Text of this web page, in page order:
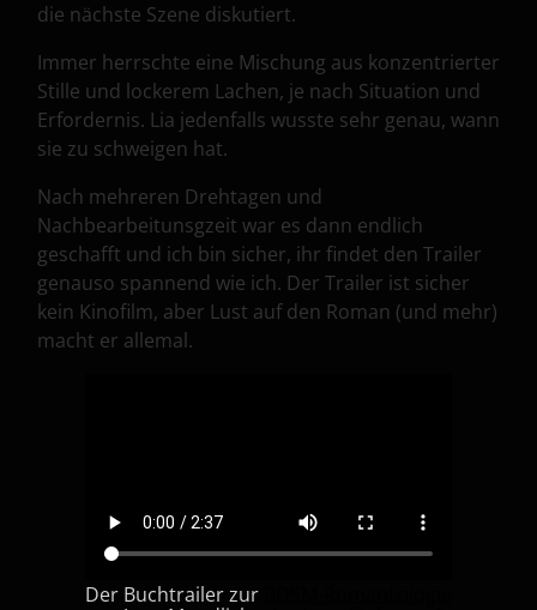
die nächste Szene diskutiert.
Immer herrschte eine Mischung aus konzentrierter
Stille und lockerem Lachen, je nach Situation und
Erfordernis. Lia jedenfalls wusste sehr genau, wann
sie zu schweigen hat.
Nach mehreren Drehtagen und
Nachbearbeitunsgzeit war es dann endlich
geschafft und ich bin sicher, ihr findet den Trailer
genauso spannend wie ich. Der Trailer ist sicher
kein Kinofilm, aber Lust auf den Roman (und mehr)
macht er allemal.
Der Buchtrailer zur